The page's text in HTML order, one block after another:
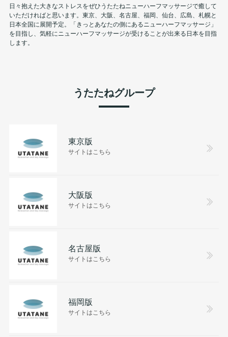
日々抱えた大きなストレスをぜひうたたねニューハーフマッサージで癒して
いただければと思います。東京、大阪、名古屋、福岡、仙台、広島、札幌と
日本全国に展開予定。「きっとあなたの側にあるニューハーフマッサージ」
を目指し、気軽にニューハーフマッサージが受けることが出来る日本を目指
します。
うたたねグループ
東京版
サイトはこちら
大阪版
サイトはこちら
名古屋版
サイトはこちら
福岡版
サイトはこちら